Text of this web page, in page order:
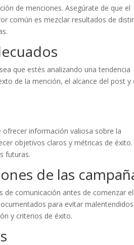
de menciones. Asegúrate de que el
común es mezclar resultados de
que estés analizando una tendencia
de la mención, el alcance del post y
ofrecer información valiosa sobre la
objetivos claros y métricas de éxito.
futuras.
de las
de comunicación antes de comenzar el
para evitar
y criterios de éxito.